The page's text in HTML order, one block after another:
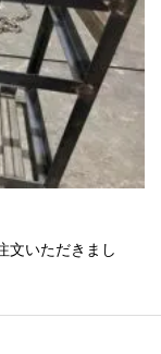
文いただきまし